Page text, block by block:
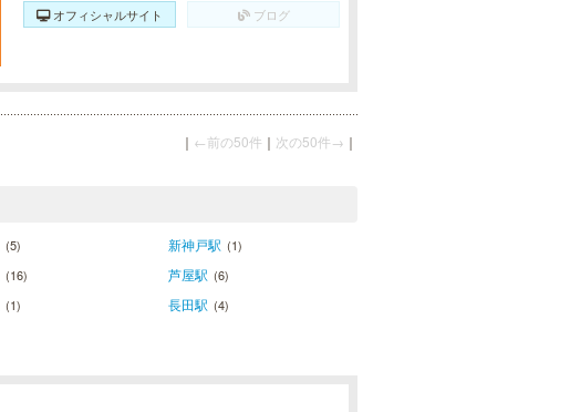
オフィシャルサイト ブログ
｜ ←前の50件 ｜ 次の50件→ ｜
(5) 新神戸駅 (1)
(16) 芦屋駅 (6)
(1) 長田駅 (4)